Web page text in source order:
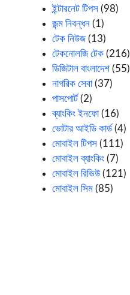
ইন্টারনেট টিপস (98)
জন্ম নিবন্ধন (1)
টেক নিউজ(13)
টেকনোলজি টেক (216)
ডিজিটাল বাংলাদেশ (55)
নাগরিক সেবা(37)
পাসপোর্ট (2)
ব্যাংকিং ইনফো(16)
ভোটার আইডি কার্ড (4)
মোবাইল টিপস (111)
মোবাইল ব্যাংকিং (7)
মোবাইল রিভিউ (121)
মোবাইল সিম (85)